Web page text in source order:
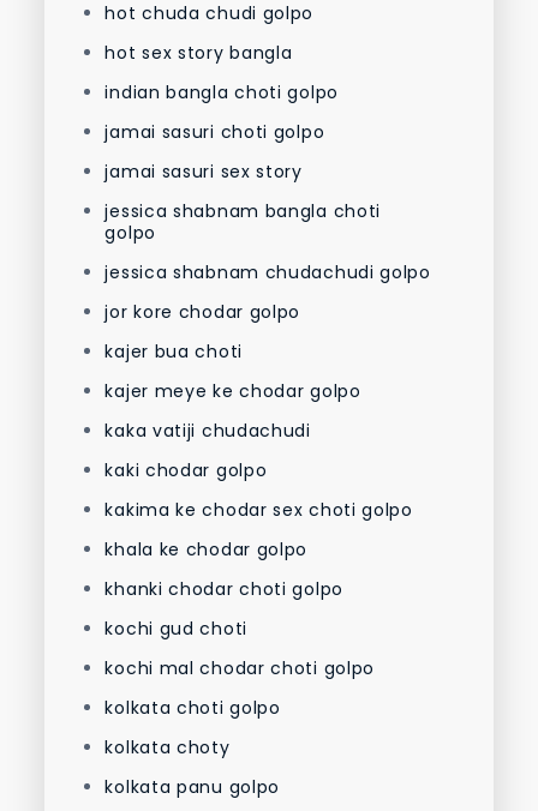
hot chuda chudi golpo
hot sex story bangla
indian bangla choti golpo
jamai sasuri choti golpo
jamai sasuri sex story
jessica shabnam bangla choti
golpo
jessica shabnam chudachudi golpo
jor kore chodar golpo
kajer bua choti
kajer meye ke chodar golpo
kaka vatiji chudachudi
kaki chodar golpo
kakima ke chodar sex choti golpo
khala ke chodar golpo
khanki chodar choti golpo
kochi gud choti
kochi mal chodar choti golpo
kolkata choti golpo
kolkata choty
kolkata panu golpo